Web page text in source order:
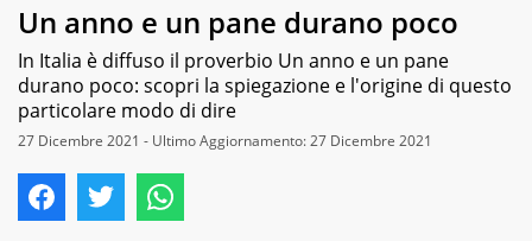
Un anno e un pane durano poco
In Italia è diffuso il proverbio Un anno e un pane
durano poco: scopri la spiegazione e l'origine di questo
particolare modo di dire
27 Dicembre 2021 - Ultimo Aggiornamento: 27 Dicembre 2021